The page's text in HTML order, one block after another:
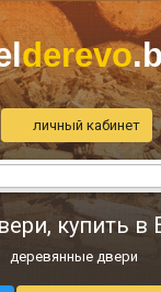
derevo
личный кабинет
купить в
деревянные двери